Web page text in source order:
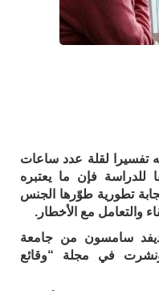
تفسيرا لقلة عدد ساعات
للدراسة فإن ما يعتبره
تطورية طوّرها الجنس
والتعامل مع الأخطار.
ديفد سامسون من جامعة
ونشرت في مجلة “وقائع